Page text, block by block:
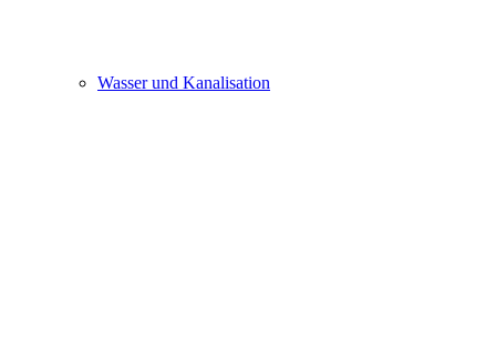
Wasser und Kanalisation